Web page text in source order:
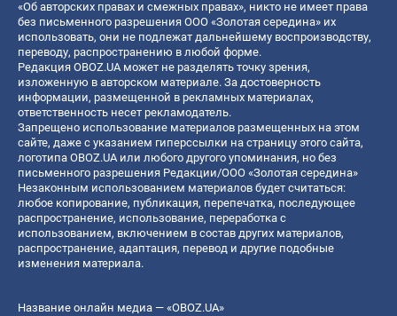
«Об авторских правах и смежных правах», никто не имеет права
без письменного разрешения ООО «Золотая середина» их
использовать, они не подлежат дальнейшему воспроизводству,
переводу, распространению в любой форме.
Редакция OBOZ.UA может не разделять точку зрения,
изложенную в авторском материале. За достоверность
информации, размещенной в рекламных материалах,
ответственность несет рекламодатель.
Запрещено использование материалов размещенных на этом
сайте, даже с указанием гиперссылки на страницу этого сайта,
логотипа OBOZ.UA или любого другого упоминания, но без
письменного разрешения Редакции/ООО «Золотая середина»
Незаконным использованием материалов будет считаться:
любое копирование, публикация, перепечатка, последующее
распространение, использование, переработка с
использованием, включением в состав других материалов,
распространение, адаптация, перевод и другие подобные
изменения материала.
Название онлайн медиа — «OBOZ.UA»